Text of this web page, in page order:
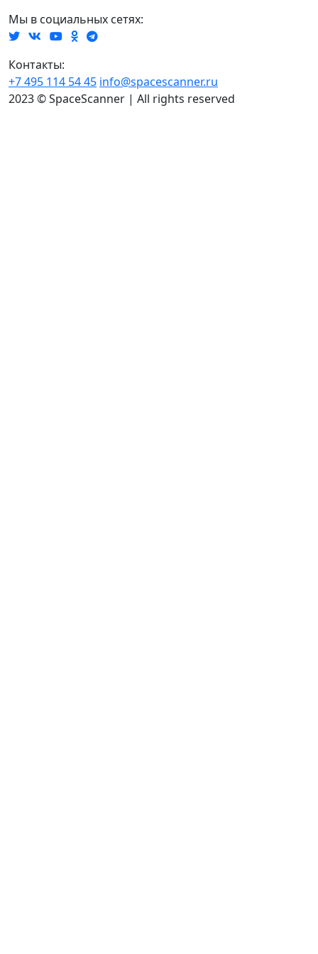
Мы в социальных сетях:
Контакты:
+7 495 114 54 45 info@spacescanner.ru
2023 © SpaceScanner | All rights reserved